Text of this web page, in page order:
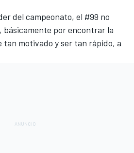
del campeonato, el #99 no
básicamente por encontrar la
tan motivado y ser tan rápido, a